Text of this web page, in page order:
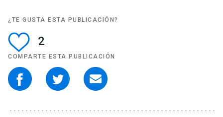
¿TE GUSTA ESTA PUBLICACIÓN?
2
COMPARTE ESTA PUBLICACIÓN